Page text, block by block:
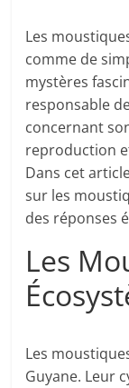
Les
comme de
mystères
responsable
concernant
reproduction
Dans cet
sur les
des réponses
Les
Les
Guyane. Leur